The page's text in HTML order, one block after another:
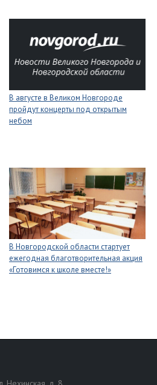
В августе в Великом Новгороде
пройдут концерты под открытым
небом
В Новгородской области стартует
ежегодная благотворительная акция
«Готовимся к школе вместе!»